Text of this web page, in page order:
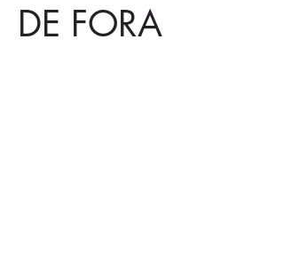
DE FORA